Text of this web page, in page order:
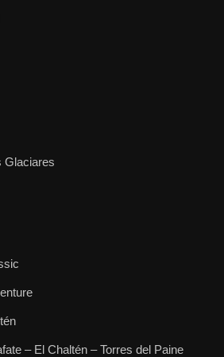
Glaciares
– El Chaltén – Torres del Paine